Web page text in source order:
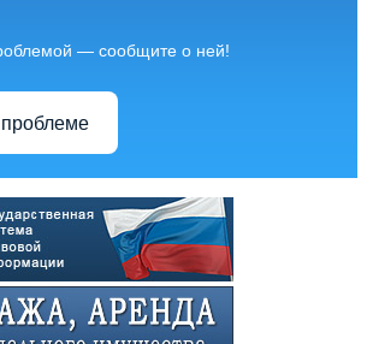
— сообщите о ней!